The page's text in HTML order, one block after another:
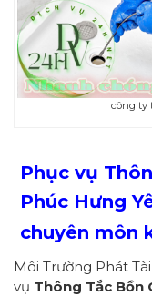
công ty
Phục vụ
Phúc Hưng
chuyên môn
Môi Trường Phát
vụ Thông Tắc Bồn